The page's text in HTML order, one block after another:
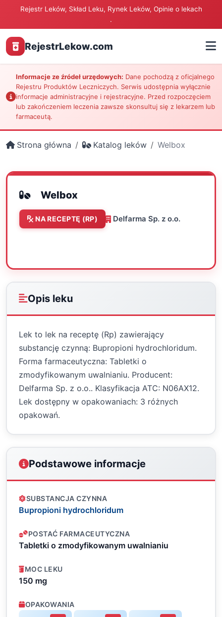
Rejestr Leków, Skład Leku, Rynek Leków, Opinie o lekach
.
RejestrLekow.com
Informacje ze źródeł urzędowych: Dane pochodzą z oficjalnego
Rejestru Produktów Leczniczych. Serwis udostępnia wyłącznie
informacje administracyjne i rejestracyjne. Przed rozpoczęciem
lub zakończeniem leczenia zawsze skonsultuj się z lekarzem lub
farmaceutą.
Strona główna Katalog leków Welbox
Welbox
NA RECEPTĘ (RP) Delfarma Sp. z o.o.
Opis leku
Lek to lek na receptę (Rp) zawierający
substancję czynną: Bupropioni hydrochloridum.
Forma farmaceutyczna: Tabletki o
zmodyfikowanym uwalnianiu. Producent:
Delfarma Sp. z o.o.. Klasyfikacja ATC: N06AX12.
Lek dostępny w opakowaniach: 3 różnych
opakowań.
Podstawowe informacje
SUBSTANCJA CZYNNA
Bupropioni hydrochloridum
POSTAĆ FARMACEUTYCZNA
Tabletki o zmodyfikowanym uwalnianiu
MOC LEKU
150 mg
OPAKOWANIA